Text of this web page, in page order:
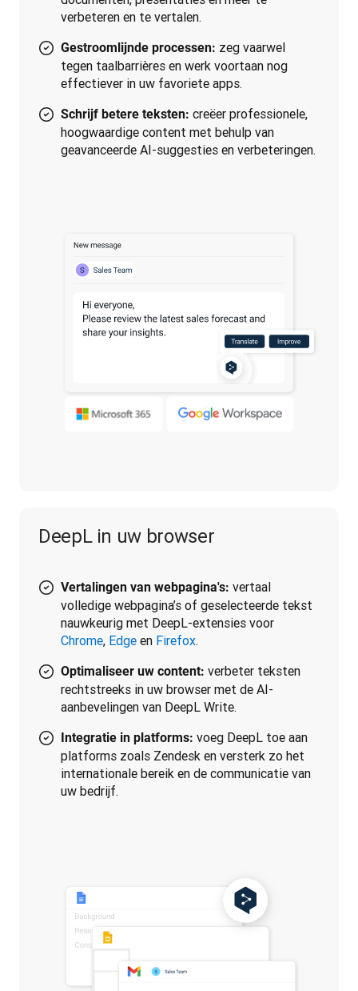
verbeteren en te vertalen.
Gestroomlijnde processen: zeg vaarwel
tegen taalbarrières en werk voortaan nog
effectiever in uw favoriete apps.
Schrijf betere teksten: creëer professionele,
hoogwaardige content met behulp van
geavanceerde AI-suggesties en verbeteringen.
DeepL in uw browser
Vertalingen van webpagina's: vertaal
volledige webpagina’s of geselecteerde tekst
nauwkeurig met DeepL-extensies voor
Chrome, Edge en Firefox.
Optimaliseer uw content: verbeter teksten
rechtstreeks in uw browser met de AI-
aanbevelingen van DeepL Write.
Integratie in platforms: voeg DeepL toe aan
platforms zoals Zendesk en versterk zo het
internationale bereik en de communicatie van
uw bedrijf.